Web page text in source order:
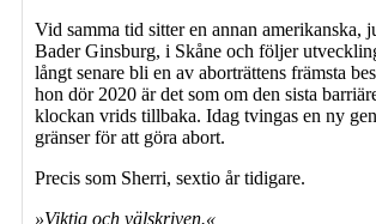
Vid samma tid sitter en annan amerikanska,
Bader Ginsburg, i Skåne och följer
långt senare bli en av aborträttens främsta
hon dör 2020 är det som om den sista
klockan vrids tillbaka. Idag tvingas en ny
gränser för att göra abort.
Precis som Sherri, sextio år tidigare.
»Viktig och välskriven.«